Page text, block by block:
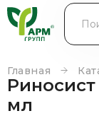
Главная
Риносист
мл